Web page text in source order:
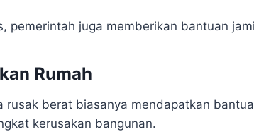
pemerintah juga memberikan bantuan
Rumah
rusak berat biasanya mendapatkan
kerusakan bangunan.